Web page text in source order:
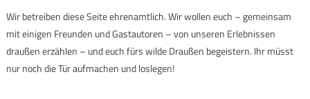
Wir betreiben diese Seite ehrenamtlich. Wir wollen euch – gemeinsam
mit einigen Freunden und Gastautoren – von unseren Erlebnissen
draußen erzählen – und euch fürs wilde Draußen begeistern. Ihr müsst
nur noch die Tür aufmachen und loslegen!